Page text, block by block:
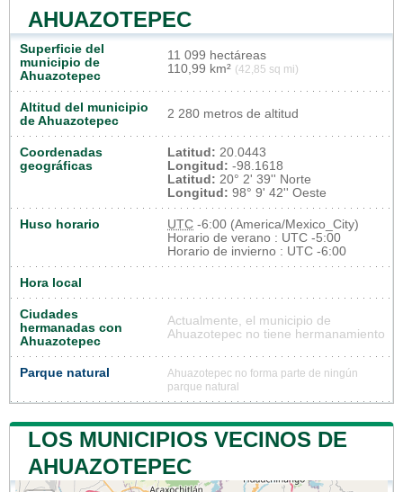
AHUAZOTEPEC
Superficie del
municipio de
Ahuazotepec
11 099 hectáreas
110,99 km² (42,85 sq mi)
Altitud del municipio
de Ahuazotepec
2 280 metros de altitud
Coordenadas
geográficas
Latitud: 20.0443
Longitud: -98.1618
Latitud: 20° 2' 39'' Norte
Longitud: 98° 9' 42'' Oeste
Huso horario UTC -6:00 (America/Mexico_City)
Horario de verano : UTC -5:00
Horario de invierno : UTC -6:00
Hora local
Ciudades
hermanadas con
Ahuazotepec
Actualmente, el municipio de
Ahuazotepec no tiene hermanamiento
Parque natural
Ahuazotepec no forma parte de ningún
parque natural
LOS MUNICIPIOS VECINOS DE
AHUAZOTEPEC